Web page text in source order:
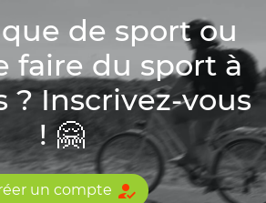
de sport ou
faire du sport à
? Inscrivez-vous
! 🤗
un compte how_to_reg